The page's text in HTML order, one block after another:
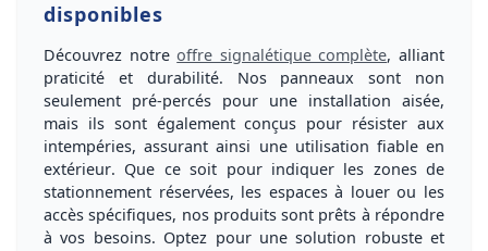
disponibles
Découvrez notreoffre signalétique complète, alliant
praticité et durabilité. Nos panneaux sont non
seulement pré-percés pour une installation aisée,
mais ils sont également conçus pour résister aux
intempéries, assurant ainsi une utilisation fiable en
extérieur. Que ce soit pour indiquer les zones de
stationnement réservées, les espaces à louer ou les
accès spécifiques, nos produits sont prêts à répondre
à vos besoins. Optez pour unesolution robusteet